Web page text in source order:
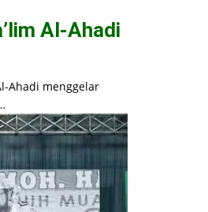
Al-Ahadi
Ahadi menggelar